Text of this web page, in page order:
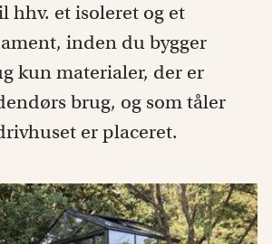
hhv. et isoleret og et
inden du bygger
kun materialer, der er
brug, og som tåler
er placeret.